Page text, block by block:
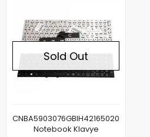
Sold Out
CNBA5903076GBIH42165020
Notebook Klavye